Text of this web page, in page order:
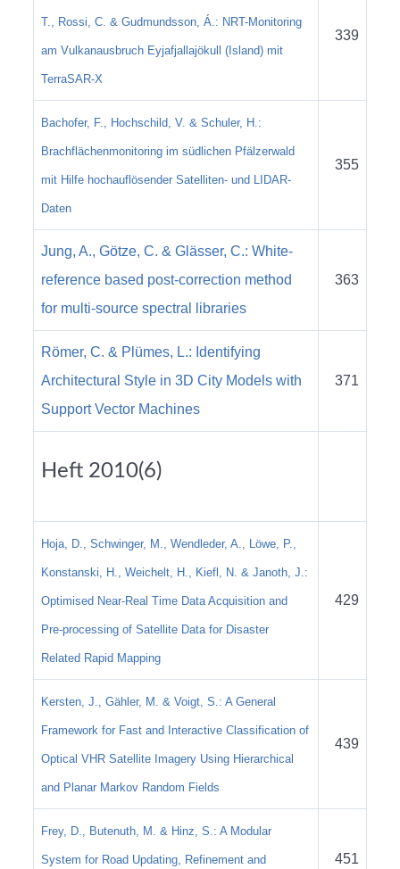
T., Rossi, C. & Gudmundsson, Á.: NRT-Monitoring
am Vulkanausbruch Eyjafjallajökull (Island) mit
TerraSAR-X
339
Bachofer, F., Hochschild, V. & Schuler, H.:
Brachflächenmonitoring im südlichen Pfälzerwald
mit Hilfe hochauflösender Satelliten- und LIDAR-
Daten
355
Jung, A., Götze, C. & Glässer, C.: White-
reference based post-correction method
for multi-source spectral libraries
363
Römer, C. & Plümes, L.: Identifying
Architectural Style in 3D City Models with
Support Vector Machines
371
Heft 2010(6)
Hoja, D., Schwinger, M., Wendleder, A., Löwe, P.,
Konstanski, H., Weichelt, H., Kiefl, N. & Janoth, J.:
Optimised Near-Real Time Data Acquisition and
Pre-processing of Satellite Data for Disaster
Related Rapid Mapping
429
Kersten, J., Gähler, M. & Voigt, S.: A General
Framework for Fast and Interactive Classification of
Optical VHR Satellite Imagery Using Hierarchical
and Planar Markov Random Fields
439
Frey, D., Butenuth, M. & Hinz, S.: A Modular
System for Road Updating, Refinement and 451